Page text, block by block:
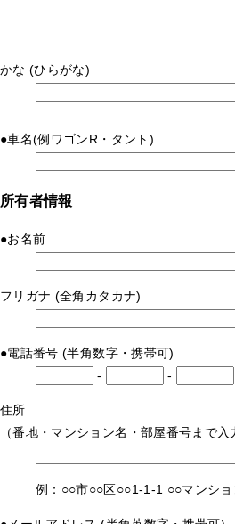
かな(ひらがな)
●車名(例ワゴンR・タント)
所有者情報
●お名前
フリガナ (全角カタカナ)
●電話番号(半角数字・携帯可)
-
-
住所
（番地・マンション名・部屋番号まで入
例：○○市○○区○○1-1-1 ○○マンショ